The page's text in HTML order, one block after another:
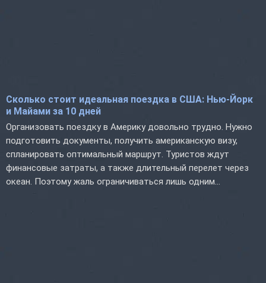
Сколько стоит идеальная поездка в США: Нью-Йорк
и Майами за 10 дней
Организовать поездку в Америку довольно трудно. Нужно
подготовить документы, получить американскую визу,
спланировать оптимальный маршрут. Туристов ждут
финансовые затраты, а также длительный перелет через
океан. Поэтому жаль ограничиваться лишь одним...